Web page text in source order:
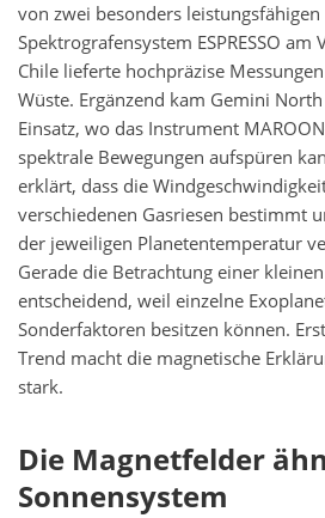
von zwei besonders
Spektrografensystem ESPRESSO am
Chile lieferte hochpräzise
Wüste. Ergänzend kam Gemini
Einsatz, wo das Instrument
spektrale Bewegungen aufspüren
erklärt, dass die
verschiedenen Gasriesen bestimmt
der jeweiligen Planetentemperatur
Gerade die Betrachtung einer
entscheidend, weil einzelne
Sonderfaktoren besitzen können.
Trend macht die magnetische
stark.
Die Magnetfelder
Sonnensystem